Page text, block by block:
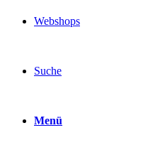
Webshops
Suche
Menü